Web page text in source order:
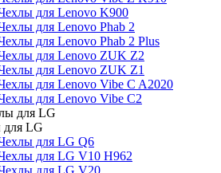
для Lenovo K900
для Lenovo Phab 2
для Lenovo Phab 2 Plus
для Lenovo ZUK Z2
для Lenovo ZUK Z1
для Lenovo Vibe C A2020
для Lenovo Vibe C2
LG
для LG Q6
для LG V10 H962
для LG V20